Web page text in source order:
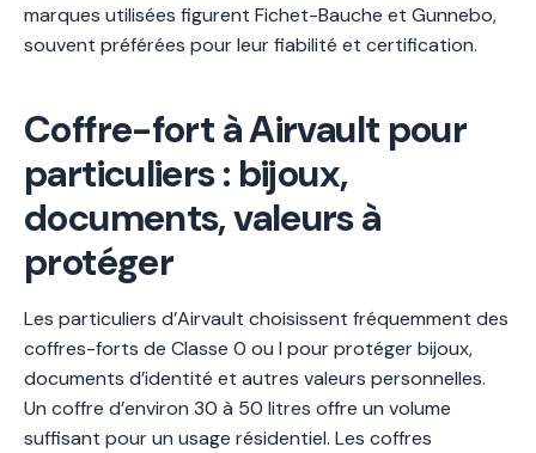
marques utilisées figurent Fichet-Bauche et Gunnebo,
souvent préférées pour leur fiabilité et certification.
Coffre-fort à Airvault pour
particuliers : bijoux,
documents, valeurs à
protéger
Les particuliers d’Airvault choisissent fréquemment des
coffres-forts de Classe 0 ou I pour protéger bijoux,
documents d’identité et autres valeurs personnelles.
Un coffre d’environ 30 à 50 litres offre un volume
suffisant pour un usage résidentiel. Les coffres